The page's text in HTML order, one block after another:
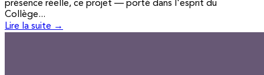
présence réelle, ce projet — porté dans l'esprit du
Collège...
Lire la suite →